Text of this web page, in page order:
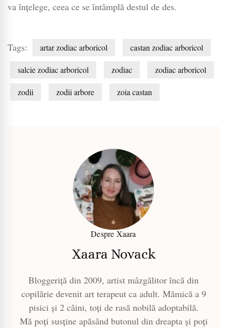
va înţelege, ceea ce se întâmplă destul de des.
Tags: artar zodiac arboricol castan zodiac arboricol
salcie zodiac arboricol zodiac zodiac arboricol
zodii zodii arbore zoia castan
Despre Xaara
Xaara Novack
Bloggeriță din 2009, artist mâzgălitor încă din
copilărie devenit art terapeut ca adult. Mămică a 9
pisici și 2 câini, toți de rasă nobilă adoptabilă.
Mă poți susține apăsând butonul din dreapta și poți